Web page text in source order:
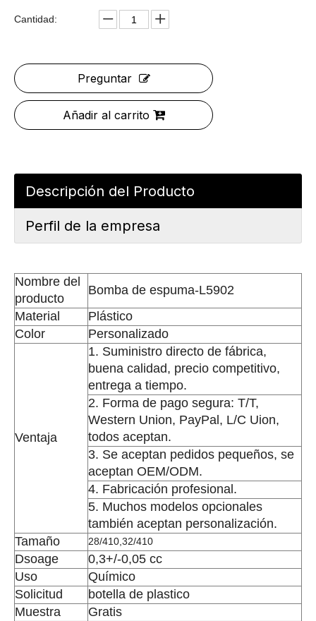
Cantidad:
Preguntar
Añadir al carrito
Descripción del Producto
Perfil de la empresa
Nombre del
producto
Bomba de espuma-L5902
Material
Plástico
Color
Personalizado
Ventaja
1. Suministro directo de fábrica,
buena calidad, precio competitivo,
entrega a tiempo.
2. Forma de pago segura: T/T,
Western Union, PayPal, L/C Uion,
todos aceptan.
3. Se aceptan pedidos pequeños, se
aceptan OEM/ODM.
4. Fabricación profesional.
5. Muchos modelos opcionales
también aceptan personalización.
Tamaño
28/410,32/410
Dsoage
0,3+/-0,05 cc
Uso
Químico
Solicitud
botella de plastico
Muestra
Gratis